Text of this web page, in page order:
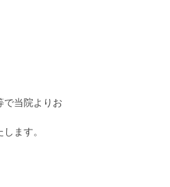
で当院よりお
ます。